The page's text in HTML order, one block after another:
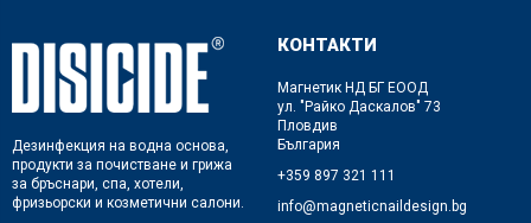
Дезинфекция на водна основа,
продукти за почистване и грижа
за бръснари, спа, хотели,
фризьорски и козметични салони.
КОНТАКТИ
Магнетик НД БГ ЕООД
ул. "Райко Даскалов" 73
Пловдив
България
+359 897 321 111
info@magneticnaildesign.bg